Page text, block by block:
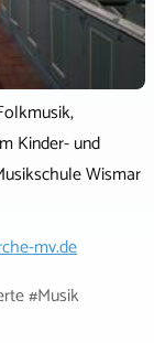
Kinder- und
Wismar
mv.de
#Musik